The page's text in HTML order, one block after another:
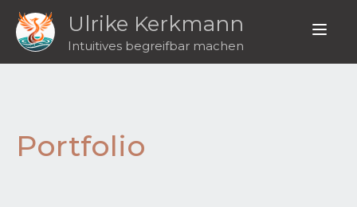
Ulrike Kerkmann
Intuitives begreifbar machen
Portfolio